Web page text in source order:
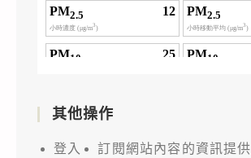
其他操作
登入
訂閱網站內容的資訊提供